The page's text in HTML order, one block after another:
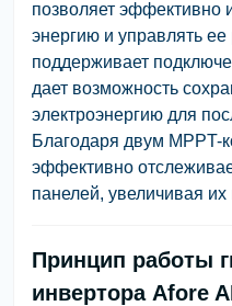
позволяет эффективно
энергию и управлять
поддерживает
дает возможность
электроэнергию для
Благодаря двум MPPT-
эффективно
панелей, увеличивая их
Принцип работы
инвертора Afore